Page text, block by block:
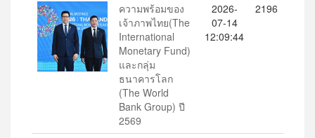
ความพร้อมของ
เจ้าภาพไทย(The
International
Monetary Fund)
และกลุ่ม
ธนาคารโลก
(The World
Bank Group) ปี
2569
2026-
07-14
12:09:44
2196